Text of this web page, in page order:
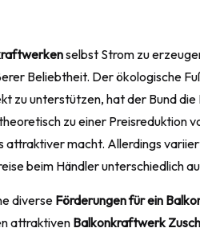
selbst Strom zu
Beliebtheit. Der ökologische
zu unterstützen, hat der Bund
zu einer Preisreduktion
attraktiver macht. Allerdings
beim Händler unterschiedlich
diverse Förderungen für ein
attraktiven Balkonkraftwerk